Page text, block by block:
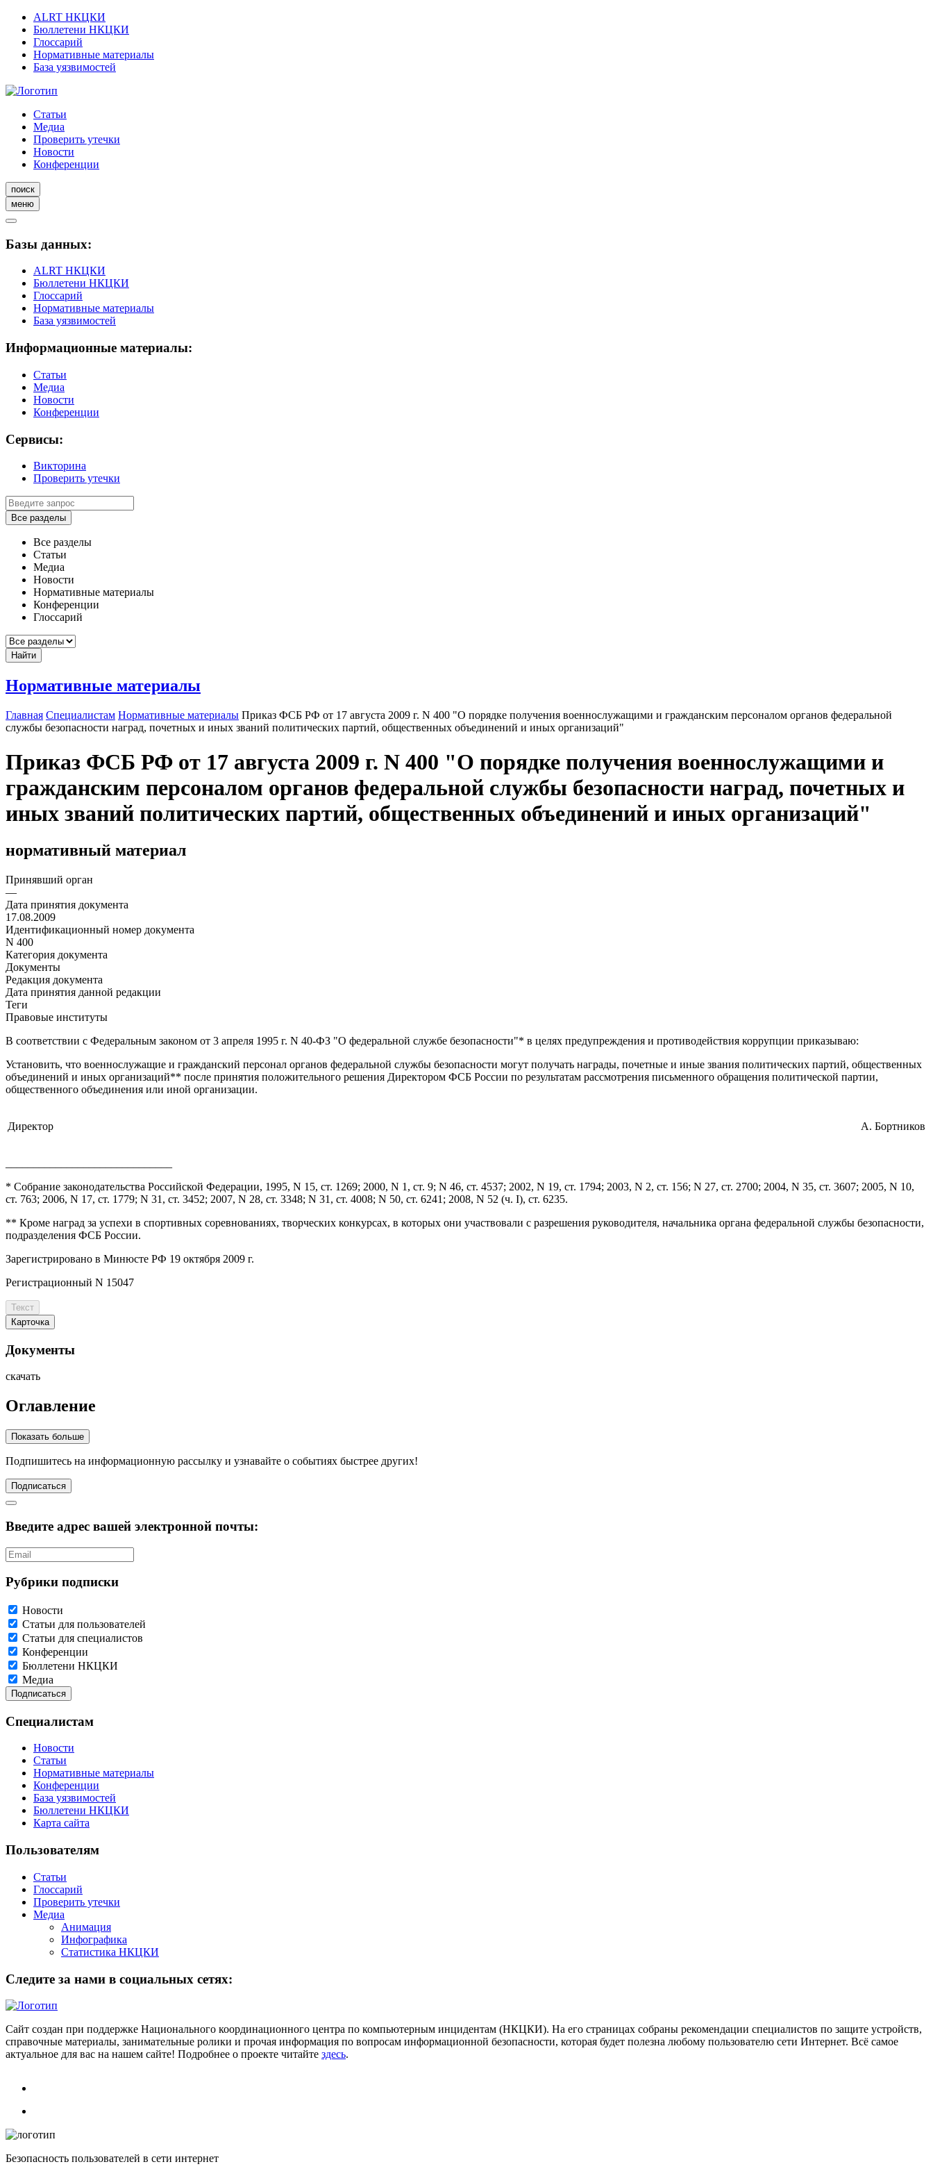
ALRT НКЦКИ
Бюллетени НКЦКИ
Глоссарий
Нормативные материалы
База уязвимостей
Статьи
Медиа
Проверить утечки
Новости
Конференции
поиск
меню
Базы данных:
ALRT НКЦКИ
Бюллетени НКЦКИ
Глоссарий
Нормативные материалы
База уязвимостей
Информационные материалы:
Статьи
Медиа
Новости
Конференции
Сервисы:
Викторина
Проверить утечки
Все разделы
Все разделы
Статьи
Медиа
Новости
Нормативные материалы
Конференции
Глоссарий
Найти
Нормативные материалы
Главная Специалистам Нормативные материалы Приказ ФСБ РФ от 17 августа 2009 г. N 400 "О порядке получения военнослужащими и гражданским персоналом органов федеральной
службы безопасности наград, почетных и иных званий политических партий, общественных объединений и иных организаций"
Приказ ФСБ РФ от 17 августа 2009 г. N 400 "О порядке получения военнослужащими и
гражданским персоналом органов федеральной службы безопасности наград, почетных и
иных званий политических партий, общественных объединений и иных организаций"
нормативный материал
Принявший орган
—
Дата принятия документа
17.08.2009
Идентификационный номер документа
N 400
Категория документа
Документы
Редакция документа
Дата принятия данной редакции
Теги
Правовые институты
В соответствии с Федеральным законом от 3 апреля 1995 г. N 40-ФЗ "О федеральной службе безопасности"* в целях предупреждения и противодействия коррупции приказываю:
Установить, что военнослужащие и гражданский персонал органов федеральной службы безопасности могут получать награды, почетные и иные звания политических партий, общественных
объединений и иных организаций** после принятия положительного решения Директором ФСБ России по результатам рассмотрения письменного обращения политической партии,
общественного объединения или иной организации.
Директор А. Бортников
* Собрание законодательства Российской Федерации, 1995, N 15, ст. 1269; 2000, N 1, ст. 9; N 46, ст. 4537; 2002, N 19, ст. 1794; 2003, N 2, ст. 156; N 27, ст. 2700; 2004, N 35, ст. 3607; 2005, N 10,
ст. 763; 2006, N 17, ст. 1779; N 31, ст. 3452; 2007, N 28, ст. 3348; N 31, ст. 4008; N 50, ст. 6241; 2008, N 52 (ч. I), ст. 6235.
** Кроме наград за успехи в спортивных соревнованиях, творческих конкурсах, в которых они участвовали с разрешения руководителя, начальника органа федеральной службы безопасности,
подразделения ФСБ России.
Зарегистрировано в Минюсте РФ 19 октября 2009 г.
Регистрационный N 15047
Текст
Карточка
Документы
скачать
Оглавление
Показать больше
Подпишитесь на информационную рассылку и узнавайте о событиях быстрее других!
Подписаться
Введите адрес вашей электронной почты:
Рубрики подписки
Новости
Статьи для пользователей
Статьи для специалистов
Конференции
Бюллетени НКЦКИ
Медиа
Специалистам
Новости
Статьи
Нормативные материалы
Конференции
База уязвимостей
Бюллетени НКЦКИ
Карта сайта
Пользователям
Статьи
Глоссарий
Проверить утечки
Медиа
Анимация
Инфографика
Статистика НКЦКИ
Следите за нами в социальных сетях:
Сайт создан при поддержке Национального координационного центра по компьютерным инцидентам (НКЦКИ). На его страницах собраны рекомендации специалистов по защите устройств,
справочные материалы, занимательные ролики и прочая информация по вопросам информационной безопасности, которая будет полезна любому пользователю сети Интернет. Всё самое
актуальное для вас на нашем сайте! Подробнее о проекте читайте здесь.
Безопасность пользователей в сети интернет